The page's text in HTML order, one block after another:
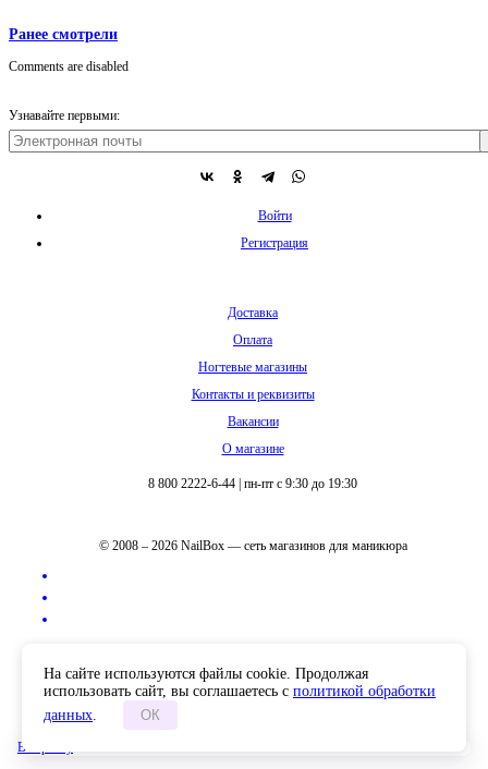
В корзину
Ранее смотрели
Comments are disabled
Узнавайте первыми:
Войти
Регистрация
Доставка
Оплата
Ногтевые магазины
Контакты и реквизиты
Вакансии
О магазине
8 800 2222-6-44 пн-пт с 9:30 до 19:30
© 2008 – 2026 NailBox — сеть магазинов для маникюра
На сайте используются файлы cookie. Продолжая
использовать сайт, вы соглашаетесь с политикой обработки
данных. ОК